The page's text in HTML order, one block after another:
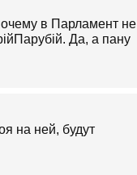
в Парламент не
Да, а пану
на ней, будут